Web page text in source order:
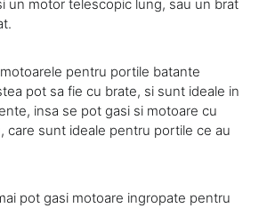
un motor telescopic lung, sau un brat
pentru portile batante
pot sa fie cu brate, si sunt ideale in
insa se pot gasi si motoare cu
care sunt ideale pentru portile ce au
pot gasi motoare ingropate pentru